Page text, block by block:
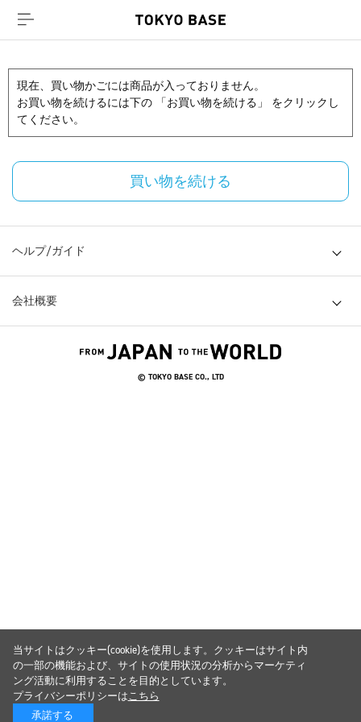
現在、買い物かごには商品が入っておりません。
お買い物を続けるには下の 「お買い物を続ける」 をクリックし
てください。
買い物を続ける
ヘルプ/ガイド
会社概要
© TOKYO BASE CO., LTD
当サイトはクッキー(cookie)を使用します。クッキーはサイト内
の一部の機能および、サイトの使用状況の分析からマーケティ
ング活動に利用することを目的としています。
プライバシーポリシーはこちら
承諾する